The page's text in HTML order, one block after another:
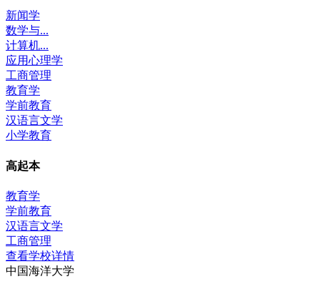
新闻学
数学与...
计算机...
应用心理学
工商管理
教育学
学前教育
汉语言文学
小学教育
高起本
教育学
学前教育
汉语言文学
工商管理
查看学校详情
中国海洋大学